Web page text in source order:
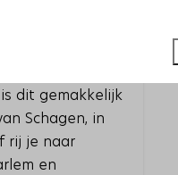
en te
op rij afstand.
dit gemakkelijk
Schagen, in
rij je naar
en